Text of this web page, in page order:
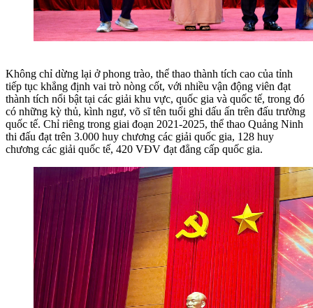
Không chỉ dừng lại ở phong trào, thể thao thành tích cao của tỉnh
tiếp tục khẳng định vai trò nòng cốt, với nhiều vận động viên đạt
thành tích nổi bật tại các giải khu vực, quốc gia và quốc tế, trong đó
có những kỳ thủ, kình ngư, võ sĩ tên tuổi ghi dấu ấn trên đấu trường
quốc tế. Chỉ riêng trong giai đoạn 2021-2025, thể thao Quảng Ninh
thi đấu đạt trên 3.000 huy chương các giải quốc gia, 128 huy
chương các giải quốc tế, 420 VĐV đạt đẳng cấp quốc gia.